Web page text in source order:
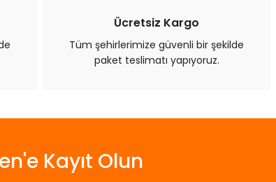
Ücretsiz Kargo
Tüm şehirlerimize güvenli bir şekilde
paket teslimatı yapıyoruz.
Kayıt Olun